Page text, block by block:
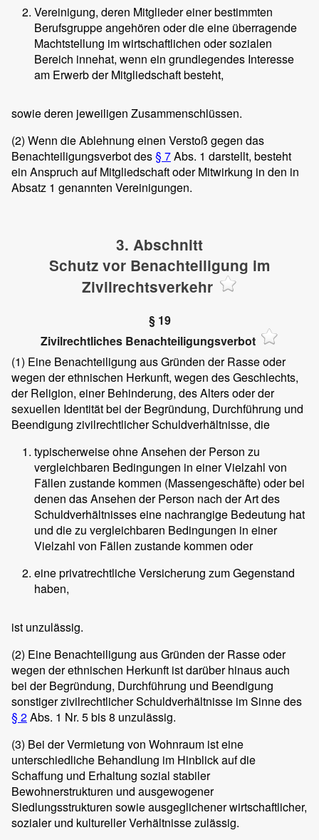
Vereinigung, deren Mitglieder einer bestimmten
Berufsgruppe angehören oder die eine überragende
Machtstellung im wirtschaftlichen oder sozialen
Bereich innehat, wenn ein grundlegendes Interesse
am Erwerb der Mitgliedschaft besteht,
sowie deren jeweiligen Zusammenschlüssen.
(2) Wenn die Ablehnung einen Verstoß gegen das
Benachteiligungsverbot des§ 7Abs. 1 darstellt, besteht
ein Anspruch auf Mitgliedschaft oder Mitwirkung in den in
Absatz 1 genannten Vereinigungen.
3. Abschnitt
Schutz vor Benachteiligung im
Zivilrechtsverkehr
§ 19
Zivilrechtliches Benachteiligungsverbot
(1) Eine Benachteiligung aus Gründen der Rasse oder
wegen der ethnischen Herkunft, wegen des Geschlechts,
der Religion, einer Behinderung, des Alters oder der
sexuellen Identität bei der Begründung, Durchführung und
Beendigung zivilrechtlicher Schuldverhältnisse, die
typischerweise ohne Ansehen der Person zu
vergleichbaren Bedingungen in einer Vielzahl von
Fällen zustande kommen (Massengeschäfte) oder bei
denen das Ansehen der Person nach der Art des
Schuldverhältnisses eine nachrangige Bedeutung hat
und die zu vergleichbaren Bedingungen in einer
Vielzahl von Fällen zustande kommen oder
eine privatrechtliche Versicherung zum Gegenstand
haben,
ist unzulässig.
(2) Eine Benachteiligung aus Gründen der Rasse oder
wegen der ethnischen Herkunft ist darüber hinaus auch
bei der Begründung, Durchführung und Beendigung
sonstiger zivilrechtlicher Schuldverhältnisse im Sinne des
§ 2Abs. 1 Nr. 5 bis 8 unzulässig.
(3) Bei der Vermietung von Wohnraum ist eine
unterschiedliche Behandlung im Hinblick auf die
Schaffung und Erhaltung sozial stabiler
Bewohnerstrukturen und ausgewogener
Siedlungsstrukturen sowie ausgeglichener wirtschaftlicher,
sozialer und kultureller Verhältnisse zulässig.